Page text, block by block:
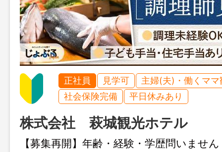
正社員 見学可
主婦(夫)・働くママ
社会保険完備
平日休みあり
株式会社 萩城観光ホテル
【募集再開】年齢・経験・学歴問いませ